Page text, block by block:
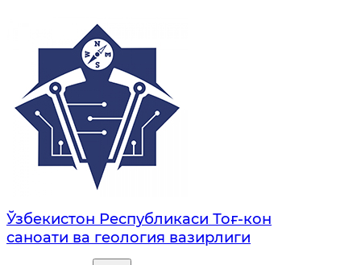
Ўзбекистон Республикаси Тоғ-кон
саноати ва геология вазирлиги